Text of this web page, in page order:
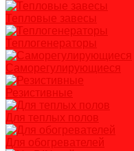
Тепловые завесы
Теплогенераторы
Саморегулирующиеся
Резистивные
Для теплых полов
Для обогревателей